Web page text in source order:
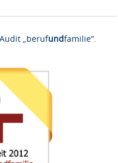
„berufundfamilie“.